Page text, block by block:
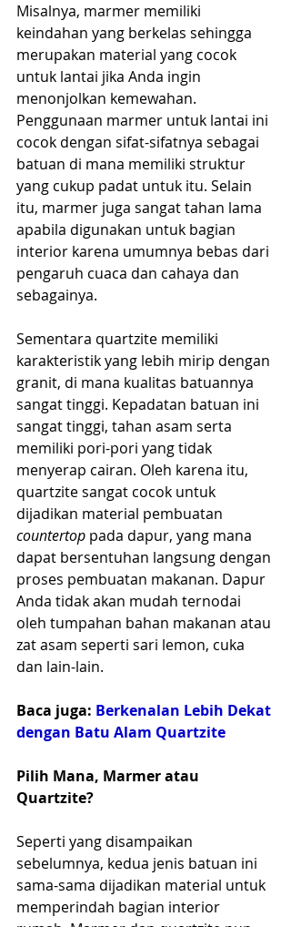
Misalnya, marmer memiliki
keindahan yang berkelas sehingga
merupakan material yang cocok
untuk lantai jika Anda ingin
menonjolkan kemewahan.
Penggunaan marmer untuk lantai ini
cocok dengan sifat-sifatnya sebagai
batuan di mana memiliki struktur
yang cukup padat untuk itu. Selain
itu, marmer juga sangat tahan lama
apabila digunakan untuk bagian
interior karena umumnya bebas dari
pengaruh cuaca dan cahaya dan
sebagainya.
Sementara quartzite memiliki
karakteristik yang lebih mirip dengan
granit, di mana kualitas batuannya
sangat tinggi. Kepadatan batuan ini
sangat tinggi, tahan asam serta
memiliki pori-pori yang tidak
menyerap cairan. Oleh karena itu,
quartzite sangat cocok untuk
dijadikan material pembuatan
countertop pada dapur, yang mana
dapat bersentuhan langsung dengan
proses pembuatan makanan. Dapur
Anda tidak akan mudah ternodai
oleh tumpahan bahan makanan atau
zat asam seperti sari lemon, cuka
dan lain-lain.
Baca juga: Berkenalan Lebih Dekat
dengan Batu Alam Quartzite
Pilih Mana, Marmer atau
Quartzite?
Seperti yang disampaikan
sebelumnya, kedua jenis batuan ini
sama-sama dijadikan material untuk
memperindah bagian interior